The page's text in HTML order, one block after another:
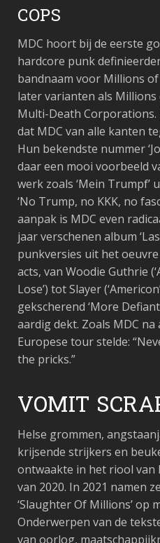
COPS
MDC hoort bij de eerste
hardcore punk
bandnaam voor Millions
later varianten als Millions
Multi-Death Corporations.
dat MDC van alle kanten
Hun bekendste nummer
daar een mooi voorbeeld
werk zoals ‘Mein Trumpf’
‘No Trump, no KKK, no
aanpak is MDC even
jaar verschenen album
punkversies uit het
acts, van Woodie Guthrie
Lose’) tot Slayer
gekscherend ‘More
aardig dekt. Zoals MDC
Europese tour stelde:
the pricks.”
VOMIT
Helse grommen,
krijsende strijkers en
ontwaakte in het riool van
van 2020. In 2021 namen
‘Slaughter Of Millions’ op
Onderwerpen van de
van oorlog,